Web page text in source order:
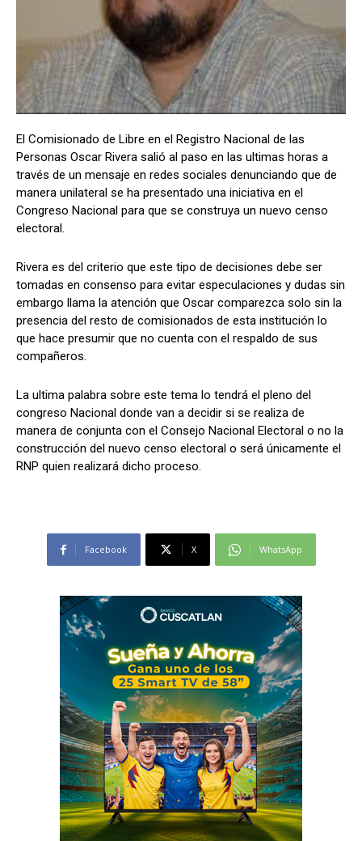
Comparta
Facebook X WhatsApp
Comparta
Facebook X WhatsApp
El Comisionado de Libre en el Registro Nacional de las
Personas Oscar Rivera salió al paso en las ultimas horas a
través de un mensaje en redes sociales denunciando que de
manera unilateral se ha presentado una iniciativa en el
Congreso Nacional para que se construya un nuevo censo
electoral.
Rivera es del criterio que este tipo de decisiones debe ser
tomadas en consenso para evitar especulaciones y dudas sin
embargo llama la atención que Oscar comparezca solo sin la
presencia del resto de comisionados de esta institución lo
que hace presumir que no cuenta con el respaldo de sus
compañeros.
La ultima palabra sobre este tema lo tendrá el pleno del
congreso Nacional donde van a decidir si se realiza de
manera de conjunta con el Consejo Nacional Electoral o no la
construcción del nuevo censo electoral o será únicamente el
RNP quien realizará dicho proceso.
Facebook X WhatsApp